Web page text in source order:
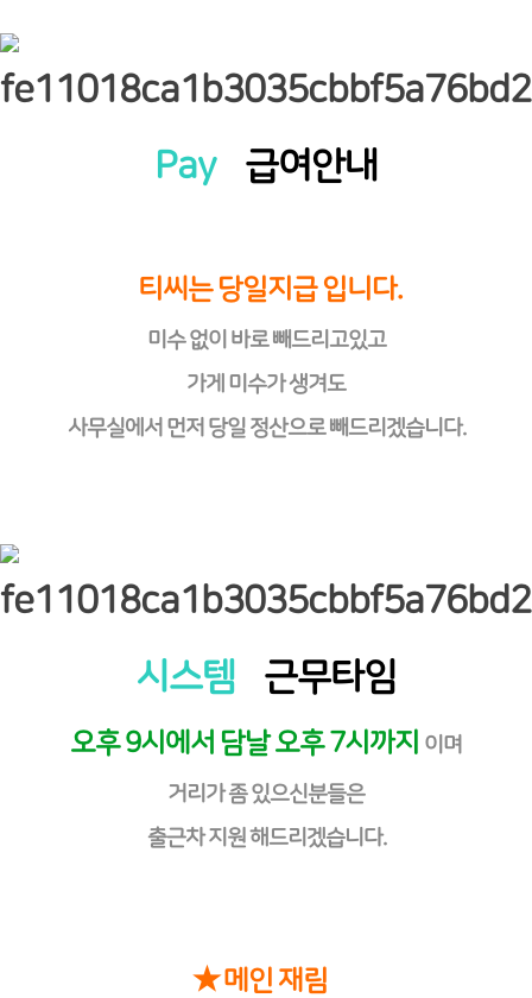
Pay 급여안내
티씨는 당일지급 입니다.
미수 없이 바로 빼드리고있고
가게 미수가 생겨도
사무실에서 먼저 당일 정산으로 빼드리겠습니다.
시스템 근무타임
오후 9시에서 담날 오후 7시까지 이며
거리가 좀 있으신분들은
출근차 지원 해드리겠습니다.
★ 메인 재림